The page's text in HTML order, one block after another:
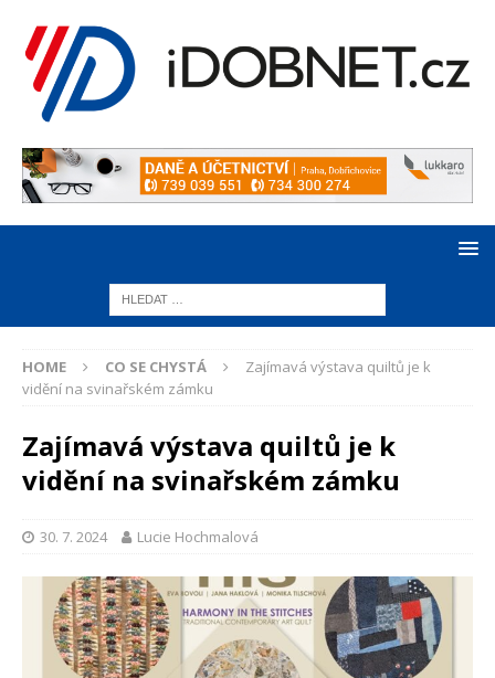
HOME CO SE CHYSTÁ
Zajímavá výstava quiltů je k
vidění na svinařském zámku
Zajímavá výstava quiltů je k
vidění na svinařském zámku
30. 7. 2024 Lucie Hochmalová